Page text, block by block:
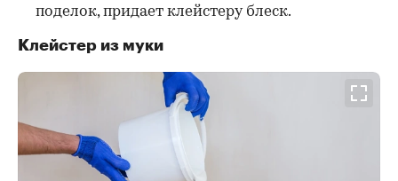
поделок, придает клейстеру блеск.
Клейстер из муки